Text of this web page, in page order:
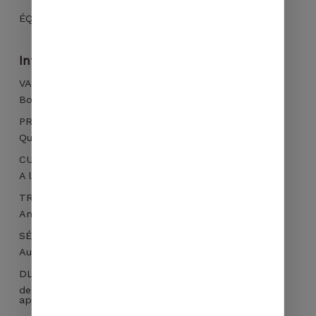
ÉQUILIBRE
Informations complémentaires
VARIÉTÉ BOTANIQUE
Bourbon, Caturra, Typica
PROVENANCE
Queromarca, Callayuc, Cajamarca
CUEILLETTE
A la main
TRAITEMENT
Anaerobic 48h puis lavé
SÉCHAGE
Au soleil
DLUO
de préférence dans les 3 mois et dans les 12 mois
après torréfaction